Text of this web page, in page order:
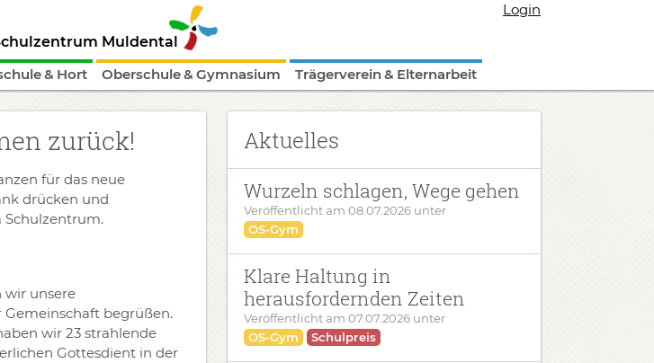
Muldental
Login
& Hort Oberschule & Gymnasium Trägerverein & Elternarbeit
zurück!
für das neue
drücken und
Schulzentrum.
wir unsere
Gemeinschaft begrüßen.
wir 23 strahlende
Gottesdient in der
Aktuelles
Wurzeln schlagen, Wege gehen
Veröffentlicht am 08.07.2026 unter
OS-Gym
Klare Haltung in
herausfordernden Zeiten
Veröffentlicht am 07.07.2026 unter
OS-Gym
Schulpreis